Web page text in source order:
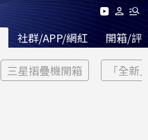
社群/APP/網紅 開箱/評
三星摺疊機開箱 「全新